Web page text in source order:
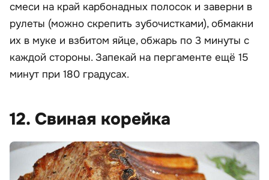
смеси на край карбонадных полосок и заверни в
рулеты (можно скрепить зубочистками), обмакни
их в муке и взбитом яйце, обжарь по 3 минуты с
каждой стороны. Запекай на пергаменте ещё 15
минут при 180 градусах.
12. Свиная корейка